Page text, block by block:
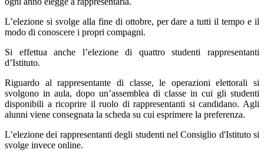
L’elezione si svolge alla fine di ottobre, per dare a tutti il tempo e il
modo di conoscere i propri compagni.
Si effettua anche l’elezione di quattro studenti rappresentanti
d’Istituto.
Riguardo al rappresentante di classe, le operazioni elettorali si
svolgono in aula, dopo un’assemblea di classe in cui gli studenti
disponibili a ricoprire il ruolo di rappresentanti si candidano. Agli
alunni viene consegnata la scheda su cui esprimere la preferenza.
L’elezione dei rappresentanti degli studenti nel Consiglio d'Istituto si
svolge invece online.